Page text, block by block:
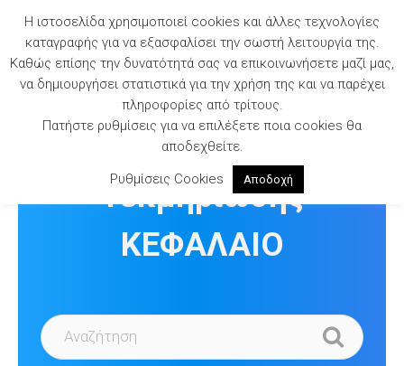
content
Βιβλιοθήκη
Τεκμηρίωσης
ΚΕΦΑΛΑΙΟ
Η ιστοσελίδα χρησιμοποιεί cookies και άλλες τεχνολογίες
καταγραφής για να εξασφαλίσει την σωστή λειτουργία της.
Καθώς επίσης την δυνατότητά σας να επικοινωνήσετε μαζί μας,
να δημιουργήσει στατιστικά για την χρήση της και να παρέχει
πληροφορίες από τρίτους.
Πατήστε ρυθμίσεις για να επιλέξετε ποια cookies θα
αποδεχθείτε.
Ρυθμίσεις Cookies
Αποδοχή